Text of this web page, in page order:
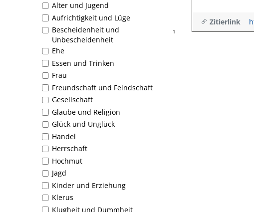
Alter und Jugend
Aufrichtigkeit und Lüge
1
Bescheidenheit und
Unbescheidenheit
Ehe
Essen und Trinken
Frau
Freundschaft und Feindschaft
Gesellschaft
Glaube und Religion
Glück und Unglück
Handel
Herrschaft
Hochmut
Jagd
Kinder und Erziehung
Klerus
Klugheit und Dummheit
Zitierlink